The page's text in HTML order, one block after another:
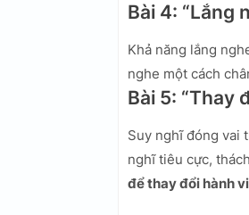
Bài 4: “Lắng
Khả năng lắng
nghe một cách
Bài 5: “Thay
Suy nghĩ đóng vai
nghĩ tiêu cực,
để thay đổi hành